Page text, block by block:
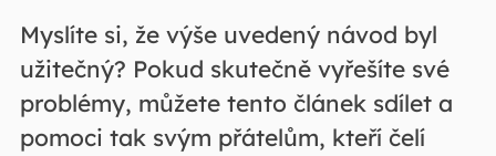
Myslíte si, že výše uvedený návod byl
užitečný? Pokud skutečně vyřešíte své
problémy, můžete tento článek sdílet a
pomoci tak svým přátelům, kteří čelí